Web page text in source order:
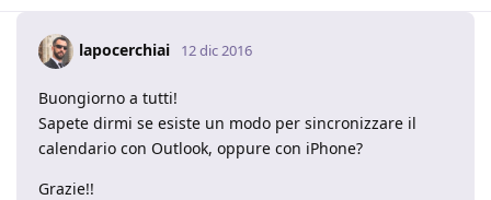
lapocerchiai 12 dic 2016
Buongiorno a tutti!
Sapete dirmi se esiste un modo per sincronizzare il
calendario con Outlook, oppure con iPhone?
Grazie!!